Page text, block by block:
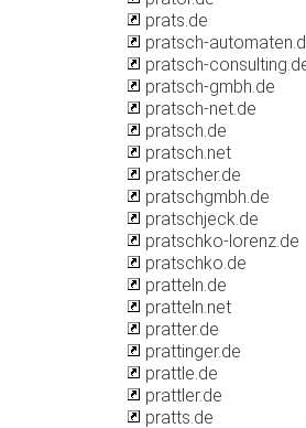
prats.de
pratsch-
pratsch-
pratsch-gmbh.de
pratsch-net.de
pratsch.de
pratsch.net
pratscher.de
pratschgmbh.de
pratschjeck.de
pratschko-lorenz.de
pratschko.de
pratteln.de
pratteln.net
pratter.de
prattinger.de
prattle.de
prattler.de
pratts.de